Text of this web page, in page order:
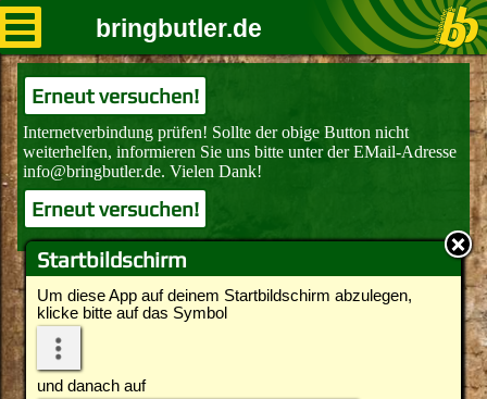
Startbildschirm
Um diese App auf deinem Startbildschirm abzulegen,
klicke bitte auf das Symbol
und danach auf
bringbutler.de
Erneut versuchen!
Erneut versuchen!